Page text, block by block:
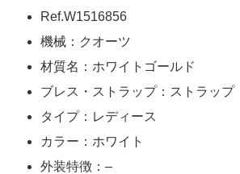
Ref.W1516856
機械：クオーツ
材質名：ホワイトゴールド
ブレス・ストラップ：ストラップ
タイプ：レディース
カラー：ホワイト
外装特徴：–